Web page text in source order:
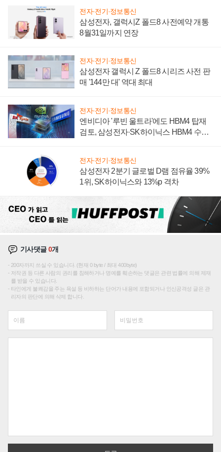
전자·전기·정보통신
삼성전자, 갤럭시Z 폴드8 사전예약 개통
8월31일까지 연장
전자·전기·정보통신
삼성전자 갤럭시 Z 폴드8 시리즈 사전 판
매 '144만 대' 역대 최대
전자·전기·정보통신
엔비디아 '루빈 울트라'에도 HBM4 탑재
검토, 삼성전자·SK하이닉스 HBM4 수율
전자·전기·정보통신
삼성전자 2분기 글로벌 D램 점유율 39%
1위, SK하이닉스와 13%p 격차
기사댓글0개
200자까지 쓰실 수 있습니다. (현재 0 byte / 최대 400byte)
저작권 등 다른 사람의 권리를 침해하거나 명예를 훼손하는 댓글은 관련 법률에 의해 제재
를 받을 수 있습니다.
타인에게 불쾌감을 주는 욕설 등 비하하는 단어가 내용에 포함되거나 인신공격성 글은 관
리자의 판단에 의해 삭제 합니다.